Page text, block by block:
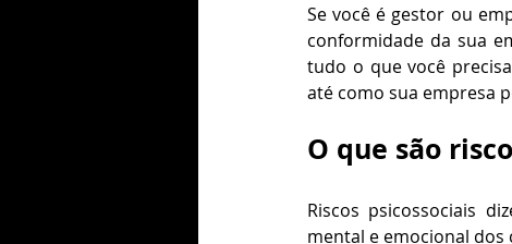
Se você é gestor ou
conformidade da sua
tudo o que você
até como sua empresa
O que são
Riscos psicossociais
mental e emocional dos